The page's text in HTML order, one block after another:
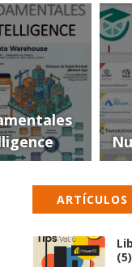
ARTÍCULOS
(5)